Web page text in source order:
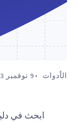
الأدوات 9 نوفمبر 2023